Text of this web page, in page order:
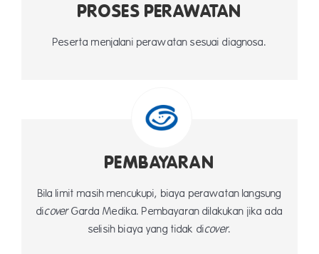
PROSES PERAWATAN
Peserta menjalani perawatan sesuai diagnosa.
PEMBAYARAN
Bila limit masih mencukupi, biaya perawatan langsung
dicoverGarda Medika. Pembayaran dilakukan jika ada
selisih biaya yang tidak dicover.